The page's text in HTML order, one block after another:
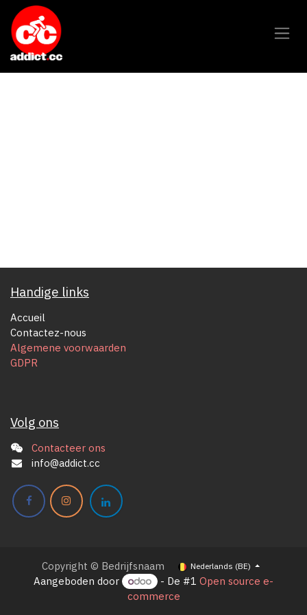
Overslaan naar inhoud
Handige links
Accueil
Contactez-nous
Algemene voorwaarden
GDPR
Volg ons
Contacteer ons
info@addict.cc
Copyright © Bedrijfsnaam Nederlands (BE)
Aangeboden door - De #1 Open source e-
commerce